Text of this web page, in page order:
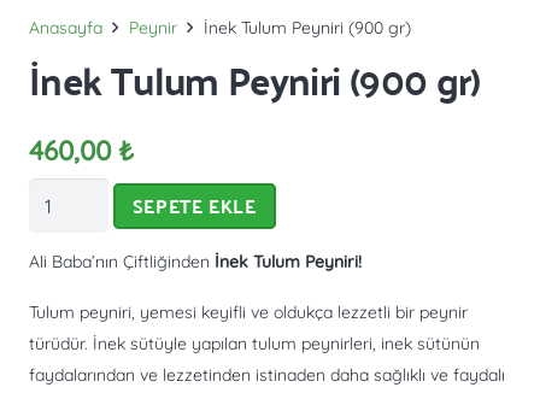
Anasayfa Peynir İnek Tulum Peyniri (900 gr)
İnek Tulum Peyniri (900 gr)
460,00₺
İnek
Peyniri
gr)
adet
SEPETE EKLE
Ali Baba’nın Çiftliğinden İnek Tulum Peyniri!
Tulum peyniri, yemesi keyifli ve oldukça lezzetli bir peynir
türüdür. İnek sütüyle yapılan tulum peynirleri, inek sütünün
faydalarından ve lezzetinden istinaden daha sağlıklı ve faydalı